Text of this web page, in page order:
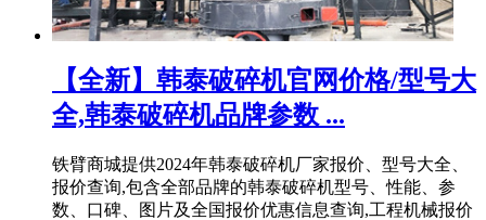
【全新】韩泰破碎机官网价格/型号大
全,韩泰破碎机品牌参数 ...
铁臂商城提供2024年韩泰破碎机厂家报价、型号大全、
报价查询,包含全部品牌的韩泰破碎机型号、性能、参
数、口碑、图片及全国报价优惠信息查询,工程机械报价